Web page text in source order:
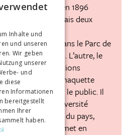
de Genève en 1896
attractions, mais deux
retiennent
L’un, situé dans le Parc de
de 200 Africains. L’autre, le
aux installations
est une maquette
but est d’édifier le public. Il
figurants. La diversité
traditionnelle du pays,
et moderne, met en
FRENCH
ITALIAN
Inhalte und
und unseren
Wir geben
unserer
und
diese
Informationen
bereitgestellt
Ihrer
haben.